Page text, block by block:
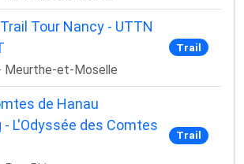
Tour Nancy - UTTN
et-Moselle
Trail
de Hanau
L'Odyssée des Comtes
Trail